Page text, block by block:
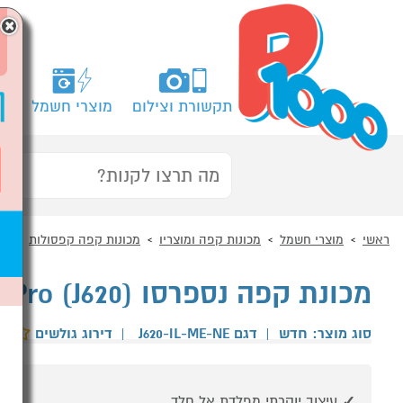
תקשורת וצילום מוצרי חשמל
ראשי מוצרי חשמל מכונות קפה ומוצריו מכונות קפה קפסולות
מכונת קפה נספרסו (J620) Nespresso Creatista Pro
סוג מוצר: חדש | דגם J620-IL-ME-NE | דירוג גולשים
×